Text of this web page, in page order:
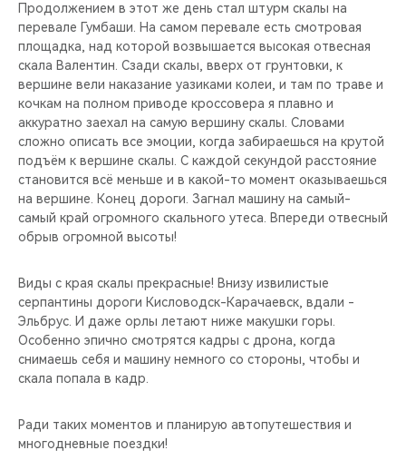
Продолжением в этот же день стал штурм скалы на
перевале Гумбаши. На самом перевале есть смотровая
площадка, над которой возвышается высокая отвесная
скала Валентин. Сзади скалы, вверх от грунтовки, к
вершине вели наказание уазиками колеи, и там по траве и
кочкам на полном приводе кроссовера я плавно и
аккуратно заехал на самую вершину скалы. Словами
сложно описать все эмоции, когда забираешься на крутой
подъём к вершине скалы. С каждой секундой расстояние
становится всё меньше и в какой-то момент оказываешься
на вершине. Конец дороги. Загнал машину на самый-
самый край огромного скального утеса. Впереди отвесный
обрыв огромной высоты!
Виды с края скалы прекрасные! Внизу извилистые
серпантины дороги Кисловодск-Карачаевск, вдали -
Эльбрус. И даже орлы летают ниже макушки горы.
Особенно эпично смотрятся кадры с дрона, когда
снимаешь себя и машину немного со стороны, чтобы и
скала попала в кадр.
Ради таких моментов и планирую автопутешествия и
многодневные поездки!